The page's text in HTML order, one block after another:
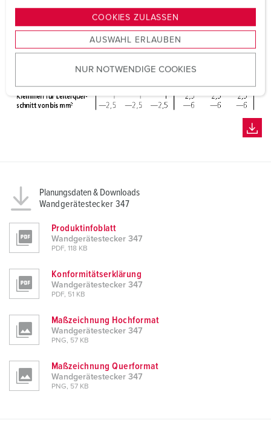
s
u
w
a
COOKIES ZULASSEN
AUSWAHL ERLAUBEN
NUR NOTWENDIGE COOKIES
Planungsdaten & Downloads
Wandgerätestecker 347
Produktinfoblatt
Wandgerätestecker 347
PDF, 118 KB
Konformitätserklärung
Wandgerätestecker 347
PDF, 51 KB
Maßzeichnung Hochformat
Wandgerätestecker 347
PNG, 57 KB
Maßzeichnung Querformat
Wandgerätestecker 347
PNG, 57 KB